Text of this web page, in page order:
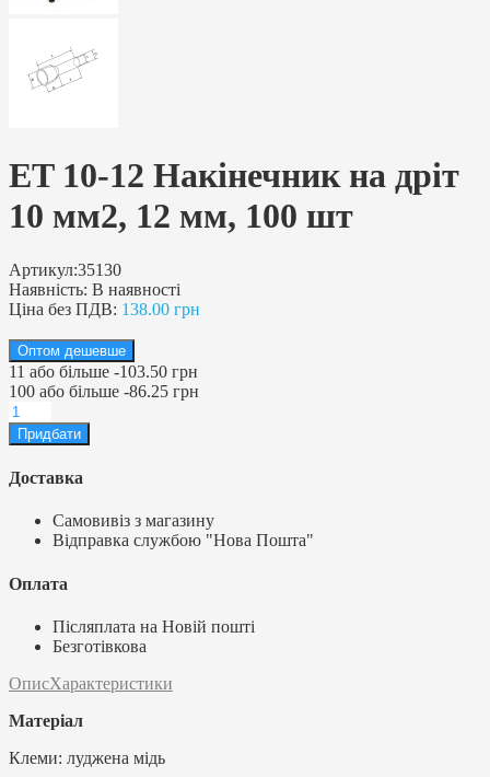
ET 10-12 Накінечник на дріт
10 мм2, 12 мм, 100 шт
Артикул:35130
Наявність: В наявності
Ціна без ПДВ: 138.00 грн
Оптом дешевше
11 або більше -103.50 грн
100 або більше -86.25 грн
Доставка
Самовивіз з магазину
Відправка службою "Нова Пошта"
Оплата
Післяплата на Новій пошті
Безготівкова
ОписХарактеристики
Матеріал
Клеми: луджена мідь